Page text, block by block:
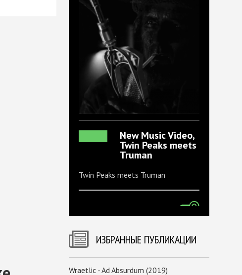
New Music Video,
Twin Peaks meets
Truman
Twin Peaks meets Truman
ИЗБРАННЫЕ ПУБЛИКАЦИИ
Wraetlic - Ad Absurdum (2019)